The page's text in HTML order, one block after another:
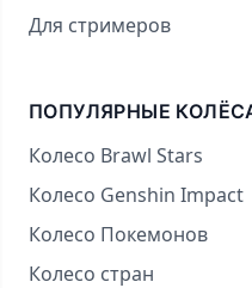
Для стримеров
ПОПУЛЯРНЫЕ
Колесо Brawl Stars
Колесо Genshin Impact
Колесо Покемонов
Колесо стран